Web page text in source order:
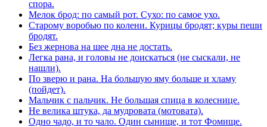
спора.
Мелок брод: по самый рот. Сухо: по самое ухо.
Старому воробью по колени. Курицы бродят; куры пеши
бродят.
Без жернова на шее дна не достать.
Легка рана, и головы не доискаться (не сыскали, не
нашли).
По зверю и рана. На большую яму больше и хламу
(пойдет).
Мальчик с пальчик. Не большая спица в колеснице.
Не велика штука, да мудровата (мотовата).
Одно чадо, и то чало. Один сынище, и тот Фомище.